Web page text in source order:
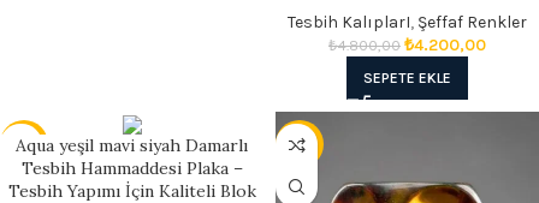
Tesbih KalıplarI, Şeffaf Renkler
₺4.800,00 ₺4.200,00
SEPETE EKLE
- 17%
Aqua yeşil mavi siyah Damarlı
Tesbih Hammaddesi Plaka –
Tesbih Yapımı İçin Kaliteli Blok
- 14%